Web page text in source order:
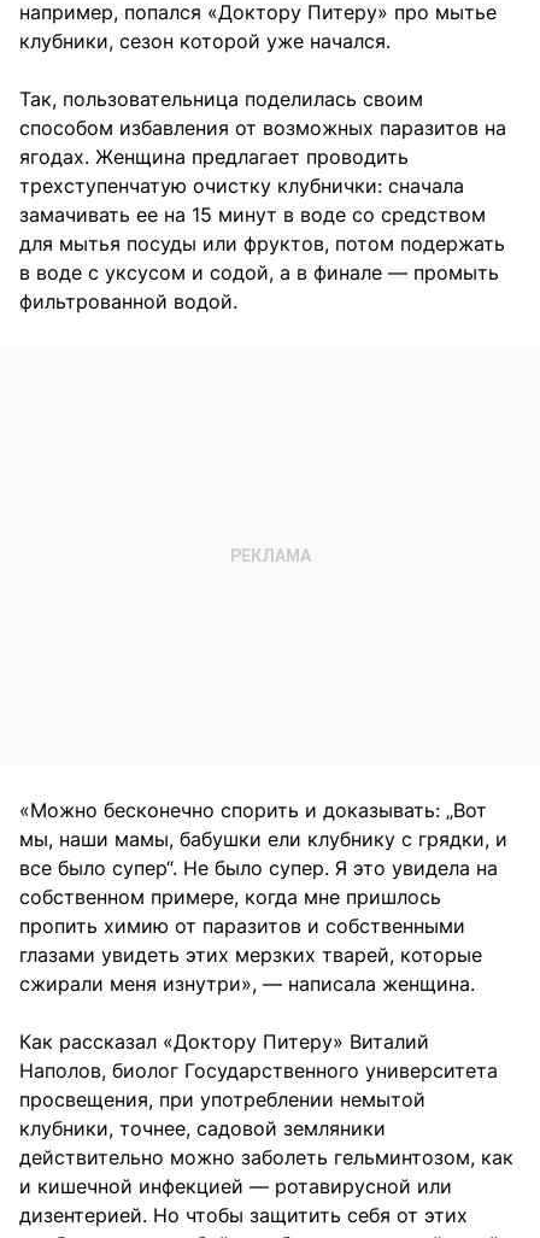
например, попался «Доктору Питеру» про мытье
клубники, сезон которой уже начался.
Так, пользовательница поделилась своим
способом избавления от возможных паразитов на
ягодах. Женщина предлагает проводить
трехступенчатую очистку клубнички: сначала
замачивать ее на 15 минут в воде со средством
для мытья посуды или фруктов, потом подержать
в воде с уксусом и содой, а в финале — промыть
фильтрованной водой.
«Можно бесконечно спорить и доказывать: „Вот
мы, наши мамы, бабушки ели клубнику с грядки, и
все было супер“. Не было супер. Я это увидела на
собственном примере, когда мне пришлось
пропить химию от паразитов и собственными
глазами увидеть этих мерзких тварей, которые
сжирали меня изнутри», — написала женщина.
Как рассказал «Доктору Питеру» Виталий
Наполов, биолог Государственного университета
просвещения, при употреблении немытой
клубники, точнее, садовой земляники
действительно можно заболеть гельминтозом, как
и кишечной инфекцией — ротавирусной или
дизентерией. Но чтобы защитить себя от этих